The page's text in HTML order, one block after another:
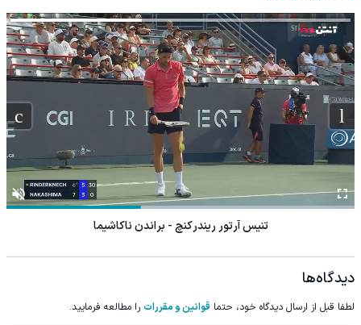
با شرکت در جشنواره
زاگرس، دو برابر سپرده
خود را دریافت کنید
سرمایه‌اتو توی مدت
کم دو برابر کن!
(جشنواره ویژه زاگرس)
🔥
IM LS7 لوکس ترین
شاسی بلند برقی ایران
10 میلیون سپرده کن،
20 میلیون بردار🔥😍
انتخاب اصل (ساعت و
گجت دیجیتال)
IM LS9 بیش از 1500
کیلومترپیمایش با
یکبار شارژ
مطالب پیشنهادی
20 میلیون بردار🔥😍
نیکاموتور نماینده IM
Motor و Lynk&Co در
ایران
انتخاب اصل (ساعت و
گجت دیجیتال)
خرید قسطی
ساعت‌های محبوب در
پوزیترون
10 میلیون طلا بخر،
رونمایی از IM LS9،
شد
زنده پیشنهادی